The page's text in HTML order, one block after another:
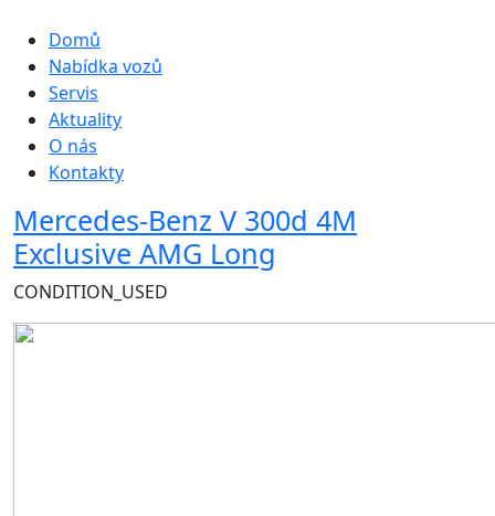
Hlavní navigace
Domů
Nabídka vozů
Servis
Aktuality
O nás
Kontakty
Mercedes-Benz V 300d 4M
Exclusive AMG Long
CONDITION_USED
Obrázek